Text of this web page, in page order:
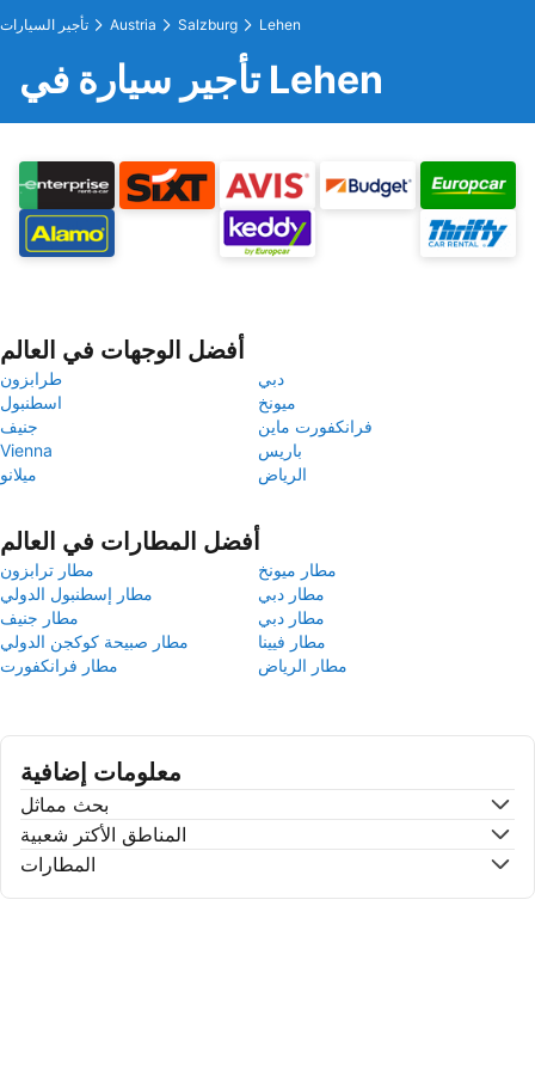
تأجير السيارات Austria Salzburg Lehen
تأجير سيارة في Lehen
أفضل الوجهات في العالم
طرابزون
دبي
اسطنبول
ميونخ
جنيف
فرانكفورت ماين
Vienna
باريس
ميلانو
الرياض
أفضل المطارات في العالم
مطار ترابزون
مطار ميونخ
مطار إسطنبول الدولي
مطار دبي
مطار جنيف
مطار دبي
مطار صبيحة كوكجن الدولي
مطار فيينا
مطار فرانكفورت
مطار الرياض
معلومات إضافية
بحث مماثل
المناطق الأكتر شعبية
المطارات